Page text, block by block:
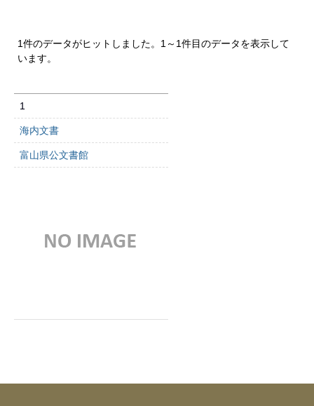
1件のデータがヒットしました。1～1件目のデータを表示して
います。
1
海内文書
富山県公文書館